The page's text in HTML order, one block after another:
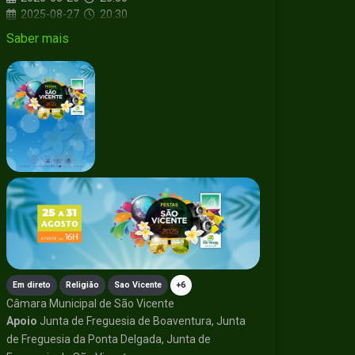
2025-08-27
20:30
2025-08-28
2025-08-30
2025-08-31
Saber mais
Em direto Religião Sao Vicente +6
Câmara Municipal de São Vicente
Apoio Junta de Freguesia de Boaventura, Junta
de Freguesia da Ponta Delgada, Junta de